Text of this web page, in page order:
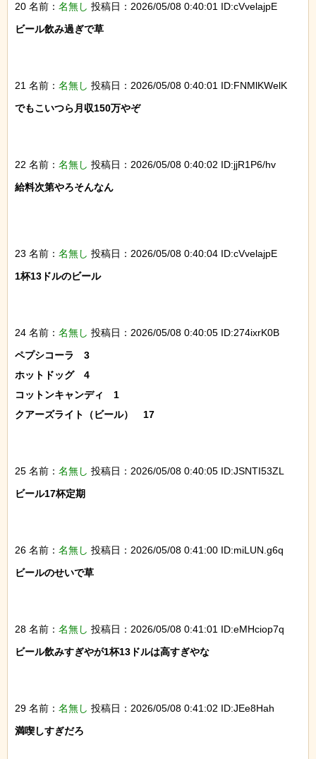
20 名前： 名無し 投稿日：2026/05/08 0:40:01 ID:cVvelajpE
ビール飲み過ぎで草
21 名前： 名無し 投稿日：2026/05/08 0:40:01 ID:FNMlKWelK
でもこいつら月収150万やぞ
22 名前： 名無し 投稿日：2026/05/08 0:40:02 ID:jjR1P6/hv
給料次第やろそんなん
23 名前： 名無し 投稿日：2026/05/08 0:40:04 ID:cVvelajpE
1杯13ドルのビール
24 名前： 名無し 投稿日：2026/05/08 0:40:05 ID:274ixrK0B
ペプシコーラ　3
ホットドッグ　4
コットンキャンディ　1
クアーズライト（ビール）　17
25 名前： 名無し 投稿日：2026/05/08 0:40:05 ID:JSNTI53ZL
ビール17杯定期
26 名前： 名無し 投稿日：2026/05/08 0:41:00 ID:miLUN.g6q
ビールのせいで草
28 名前： 名無し 投稿日：2026/05/08 0:41:01 ID:eMHciop7q
ビール飲みすぎやが1杯13ドルは高すぎやな
29 名前： 名無し 投稿日：2026/05/08 0:41:02 ID:JEe8Hah
満喫しすぎだろ